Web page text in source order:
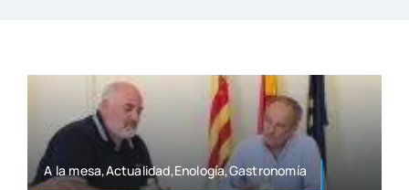
A la mesa,Actualidad,Enología,Gastronomía